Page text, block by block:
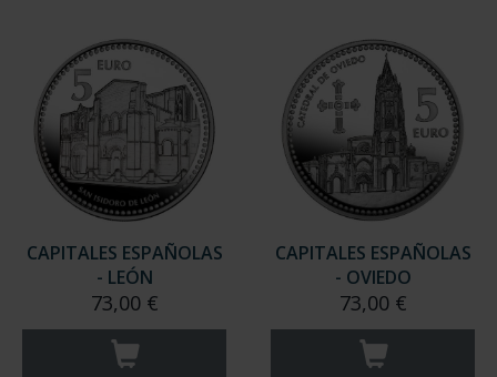
CAPITALES ESPAÑOLAS
- LEÓN
73,00 €
CAPITALES ESPAÑOLAS
- OVIEDO
73,00 €